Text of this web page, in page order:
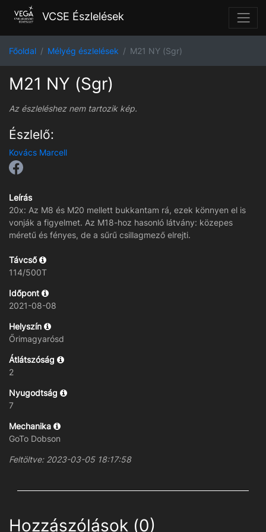
VCSE Észlelések
Főoldal Mélyég észlelések M21 NY (Sgr)
M21 NY (Sgr)
Az észleléshez nem tartozik kép.
Észlelő:
Kovács Marcell
Leírás
20x: Az M8 és M20 mellett bukkantam rá, ezek könnyen el is
vonják a figyelmet. Az M18-hoz hasonló látvány: közepes
méretű és fényes, de a sűrű csillagmező elrejti.
Távcső
114/500T
Időpont
2021-08-08
Helyszín
Őrimagyarósd
Átlátszóság
2
Nyugodtság
7
Mechanika
GoTo Dobson
Feltöltve: 2023-03-05 18:17:58
Hozzászólások (0)